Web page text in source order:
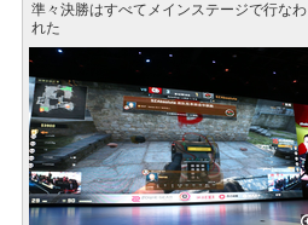
準々決勝はすべてメインステージで行なわ
れた